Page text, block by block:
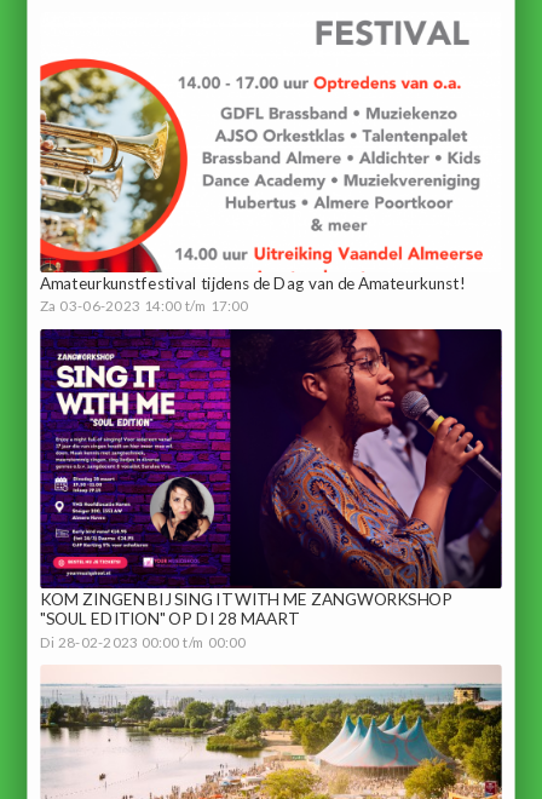
Amateurkunstfestival tijdens de Dag van de Amateurkunst!
Za 03-06-2023 14:00 t/m 17:00
KOM ZINGEN BIJ SING IT WITH ME ZANGWORKSHOP
"SOUL EDITION" OP DI 28 MAART
Di 28-02-2023 00:00 t/m 00:00